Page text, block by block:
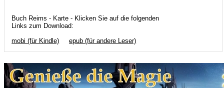
Buch Reims - Karte - Klicken Sie auf die folgenden
Links zum Download:
mobi (für Kindle)
epub (für andere Leser)